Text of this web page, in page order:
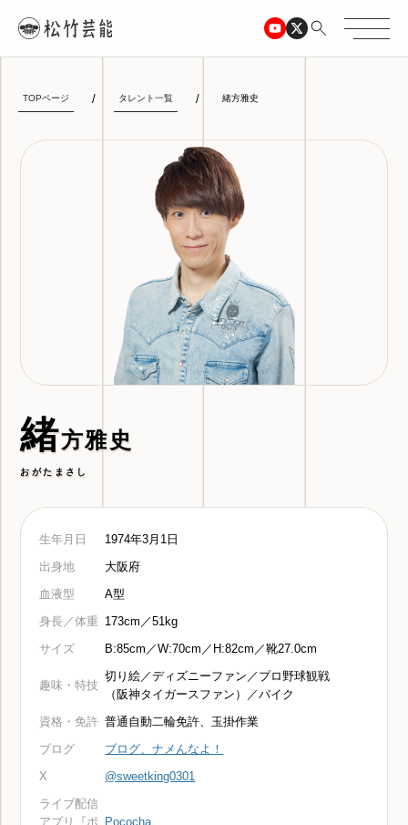
TOPページ タレント一覧 緒方雅史
緒方雅史
おがたまさし
生年月日
1974年3月1日
出身地
大阪府
血液型
A型
身長／体重 173cm／51kg
サイズ
B:85cm／W:70cm／H:82cm／靴27.0cm
趣味・特技
切り絵／ディズニーファン／プロ野球観戦
（阪神タイガースファン）／バイク
資格・免許 普通自動二輪免許、玉掛作業
ブログ
ブログ、ナメんなよ！
X
@sweetking0301
ライブ配信
アプリ『ポ
Pococha